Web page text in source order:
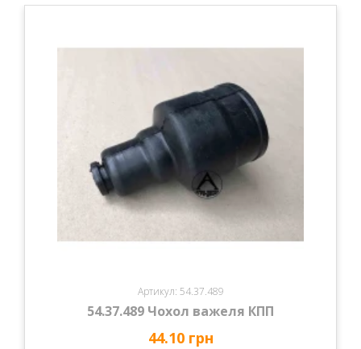
Артикул: 54.37.489
54.37.489 Чохол важеля КПП
44.10 грн